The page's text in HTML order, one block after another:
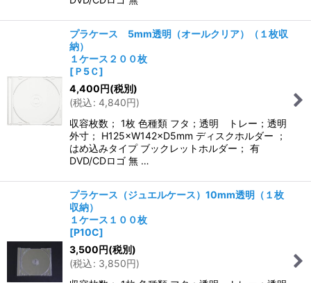
プラケース 5mm透明（オールクリア）（１枚収
納）
１ケース２００枚
[Ｐ5Ｃ]
4,400円(税別)
(税込: 4,840円)
収容枚数； 1枚 色種類 フタ；透明 トレー；透明
外寸； H125×W142×D5mm ディスクホルダー ；
はめ込みタイプ ブックレットホルダー； 有
DVD/CDロゴ 無 …
プラケース（ジュエルケース）10mm透明（１枚
収納）
１ケース１００枚
[P10C]
3,500円(税別)
(税込: 3,850円)